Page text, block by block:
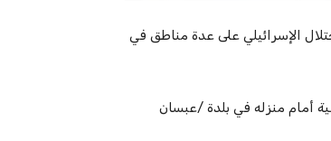
الإسرائيلي على عدة مناطق في
أمام منزله في بلدة /عبسان